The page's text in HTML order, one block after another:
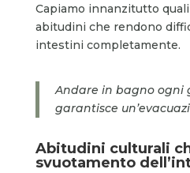
Capiamo innanzitutto
abitudini che rendono
intestini completamente.
Andare in bagno ogni
garantisce
Abitudini culturali
svuotamento